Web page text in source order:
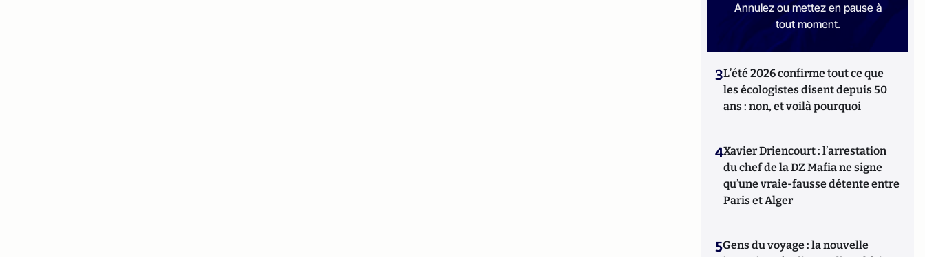
Annulez ou mettez en pause à
tout moment.
3L’été 2026 confirme tout ce que
les écologistes disent depuis 50
ans : non, et voilà pourquoi
4Xavier Driencourt : l’arrestation
du chef de la DZ Mafia ne signe
qu’une vraie-fausse détente entre
Paris et Alger
5Gens du voyage : la nouvelle